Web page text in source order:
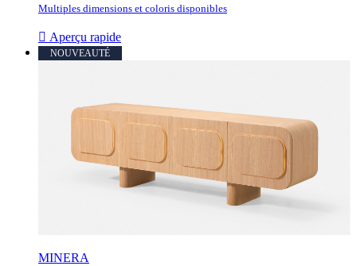
Multiples dimensions et coloris disponibles
 Aperçu rapide
NOUVEAUTÉ
MINERA